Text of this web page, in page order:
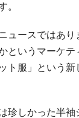
。
ュースではあり
というマーケテ
ト服」という新
珍しかった半袖